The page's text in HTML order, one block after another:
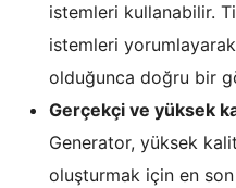
istemleri kullanabilir.
istemleri
olduğunca doğru bir
Gerçekçi ve yüksek
Generator, yüksek
oluşturmak için en son